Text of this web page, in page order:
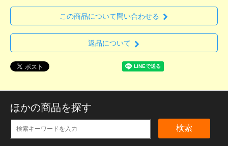
この商品について問い合わせる
返品について
ほかの商品を探す
検索